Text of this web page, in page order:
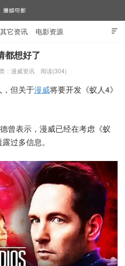

其它资讯 电影资源
都想好了
： 漫威资讯 阅读(304)
，但关于漫威将要开发《蚁人4》
曾表示，漫威已经在考虑《蚁
过多信息。